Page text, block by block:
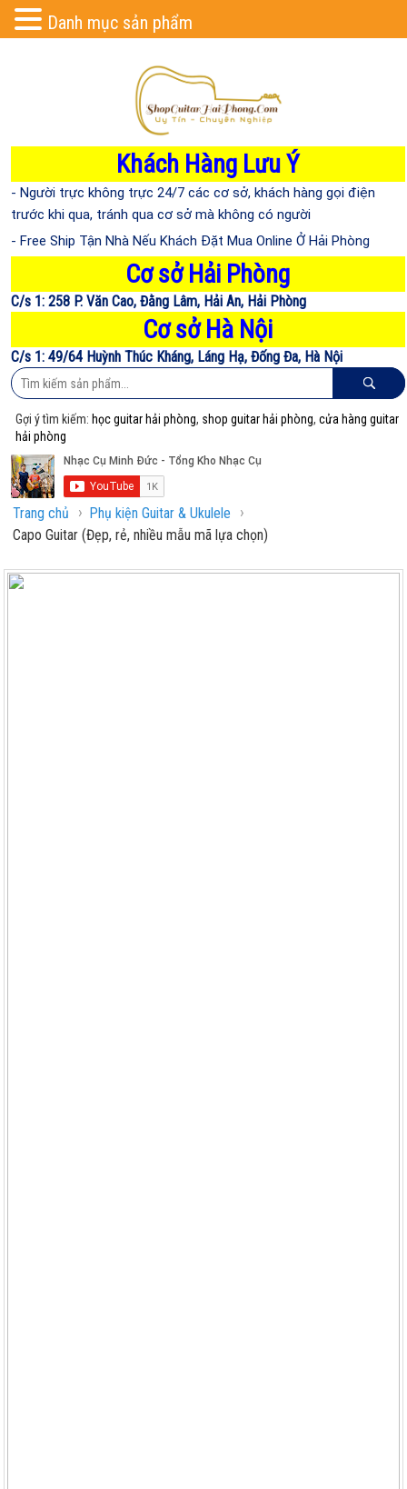
Khách Hàng Lưu Ý
- Người trực không trực 24/7 các cơ sở, khách hàng gọi điện
trước khi qua, tránh qua cơ sở mà không có người
- Free Ship Tận Nhà Nếu Khách Đặt Mua Online Ở Hải Phòng
Cơ sở Hải Phòng
C/s 1: 258 P. Văn Cao, Đằng Lâm, Hải An, Hải Phòng
Cơ sở Hà Nội
C/s 1: 49/64 Huỳnh Thúc Kháng, Láng Hạ, Đống Đa, Hà Nội
Gợi ý tìm kiếm: học guitar hải phòng, shop guitar hải phòng,cửa hàng guitar
hải phòng
Trang chủ › Phụ kiện Guitar & Ukulele ›
Capo Guitar (Đẹp, rẻ, nhiều mẫu mã lựa chọn)
Danh mục sản phẩm